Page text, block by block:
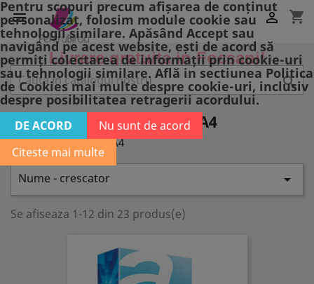
 shopping_cart

Livrare gratuita in Focsani!

HARTIE COPIATOR A3 SI A4
Hartie copiator A3 si A4
Nume - crescator 
Se afiseaza 1-12 din 23 produs(e)
Pentru scopuri precum afișarea de conținut
personalizat, folosim module cookie sau
tehnologii similare. Apăsând Accept sau
navigând pe acest website, ești de acord să
permiți colectarea de informații prin cookie-uri
sau tehnologii similare. Află in sectiunea Politica
de Cookies mai multe despre cookie-uri, inclusiv
despre posibilitatea retragerii acordului.
DE ACORD
Nu sunt de acord
Citeste mai multe